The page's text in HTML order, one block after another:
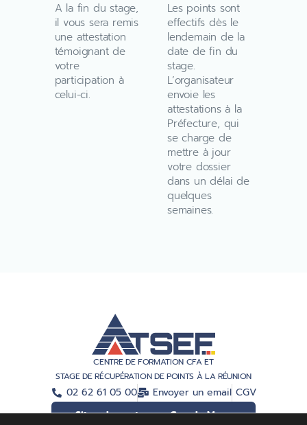
A la fin du stage,
il vous sera remis
une attestation
témoignant de
votre
participation à
celui-ci.
Les points sont
effectifs dès le
lendemain de la
date de fin du
stage.
L’organisateur
envoie les
attestations à la
Préfecture, qui
se charge de
mettre à jour
votre dossier
dans un délai de
quelques
semaines.
CENTRE DE FORMATION CFA ET
STAGE DE RÉCUPÉRATION DE POINTS À LA RÉUNION
02 62 61 05 00 Envoyer un email CGV
Situer le centre sur Google Maps